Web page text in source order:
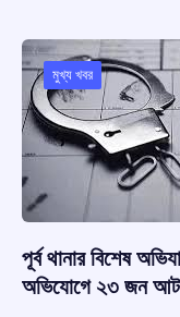
মুখ্য খবর
পূর্ব থানার বিশেষ
অভিযোগে ২৩ জন